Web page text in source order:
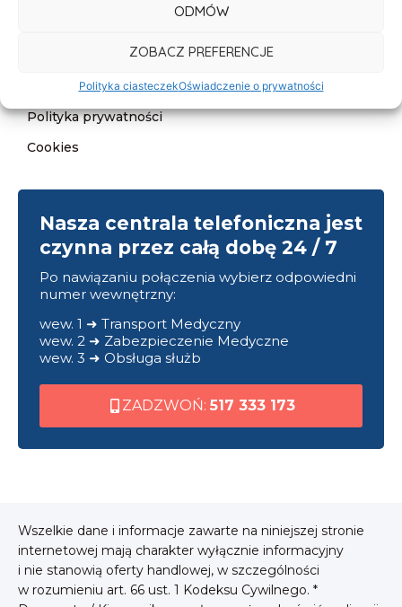
ODMÓW
ZOBACZ PREFERENCJE
Polityka ciasteczekOświadczenie o prywatności
Deklaracja dostępności
Klauzula informacyjna
Polityka prywatności
Cookies
Nasza centrala telefoniczna jest
czynna przez całą dobę 24 / 7
Po nawiązaniu połączenia wybierz odpowiedni
numer wewnętrzny:
wew. 1 ➜ Transport Medyczny
wew. 2 ➜ Zabezpieczenie Medyczne
wew. 3 ➜ Obsługa służb
ZADZWOŃ: 517 333 173
Wszelkie dane i informacje zawarte na niniejszej stronie
internetowej mają charakter wyłącznie informacyjny
i nie stanowią oferty handlowej, w szczególności
w rozumieniu art. 66 ust. 1 Kodeksu Cywilnego. *